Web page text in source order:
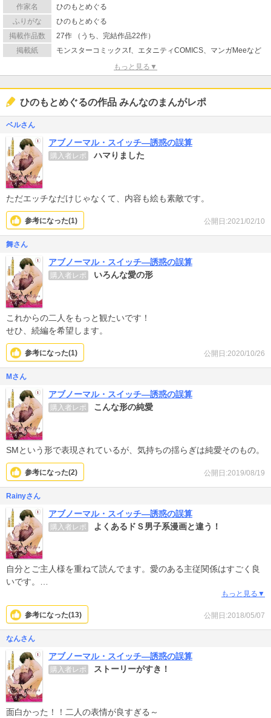
作家名
ひのもとめぐる
ふりがな
ひのもとめぐる
掲載作品数
27作 （うち、完結作品22作）
掲載紙
モンスターコミックスf、エタニティCOMICS、マンガMeeなど
もっと見る▼
ひのもとめぐるの作品 みんなのまんがレポ
ベルさん
アブノーマル・スイッチ―誘惑の誤算
購入者レポ ハマりました
ただエッチなだけじゃなくて、内容も絵も素敵です。
公開日:2021/02/10
参考になった(1)
舞さん
アブノーマル・スイッチ―誘惑の誤算
購入者レポ いろんな愛の形
これからの二人をもっと観たいです！
せひ、続編を希望します。
公開日:2020/10/26
参考になった(1)
Mさん
アブノーマル・スイッチ―誘惑の誤算
購入者レポ こんな形の純愛
SMという形で表現されているが、気持ちの揺らぎは純愛そのもの。
公開日:2019/08/19
参考になった(2)
Rainyさん
アブノーマル・スイッチ―誘惑の誤算
購入者レポ よくあるドＳ男子系漫画と違う！
自分とご主人様を重ねて読んでます。愛のある主従関係はすごく良
いです。
叩いて縛ってそれだけがSMじゃないんです。お互いの信頼関係があ
った上で初めて成立するんです。
愛があるから、叩かれても縛られても気持ちいい。
ご主人様の望むことを自分が叶えたいって思うんです。
ただのドＳ系男子の漫画とは比べ物にならないくらい、いいと思い
ます！
続きが気になってしかたない一冊です。
もっと見る▼
公開日:2018/05/07
参考になった(13)
なんさん
アブノーマル・スイッチ―誘惑の誤算
購入者レポ ストーリーがすき！
面白かった！！二人の表情が良すぎる～